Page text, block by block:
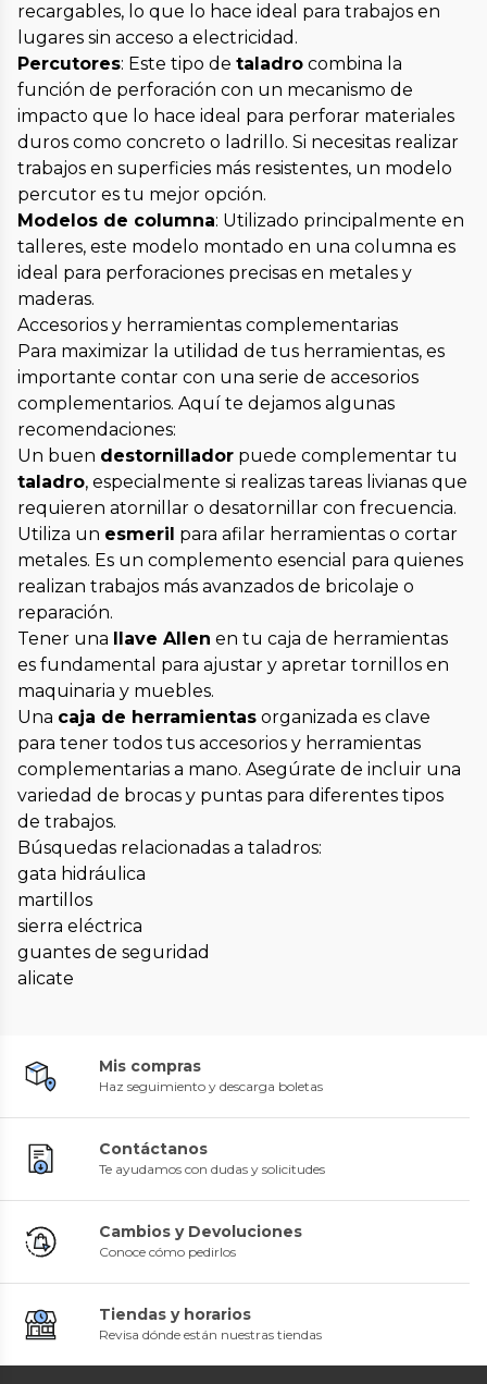
recargables, lo que lo hace ideal para trabajos en
lugares sin acceso a electricidad.
Percutores: Este tipo de taladro combina la
función de perforación con un mecanismo de
impacto que lo hace ideal para perforar materiales
duros como concreto o ladrillo. Si necesitas realizar
trabajos en superficies más resistentes, un modelo
percutor es tu mejor opción.
Modelos de columna: Utilizado principalmente en
talleres, este modelo montado en una columna es
ideal para perforaciones precisas en metales y
maderas.
Accesorios y herramientas complementarias
Para maximizar la utilidad de tus herramientas, es
importante contar con una serie de accesorios
complementarios. Aquí te dejamos algunas
recomendaciones:
Un buen destornillador puede complementar tu
taladro, especialmente si realizas tareas livianas que
requieren atornillar o desatornillar con frecuencia.
Utiliza un esmeril para afilar herramientas o cortar
metales. Es un complemento esencial para quienes
realizan trabajos más avanzados de bricolaje o
reparación.
Tener una llave Allen en tu caja de herramientas
es fundamental para ajustar y apretar tornillos en
maquinaria y muebles.
Una caja de herramientas organizada es clave
para tener todos tus accesorios y herramientas
complementarias a mano. Asegúrate de incluir una
variedad de brocas y puntas para diferentes tipos
de trabajos.
Búsquedas relacionadas a taladros:
gata hidráulica
martillos
sierra eléctrica
guantes de seguridad
alicate
Mis compras
Haz seguimiento y descarga boletas
Contáctanos
Te ayudamos con dudas y solicitudes
Cambios y Devoluciones
Conoce cómo pedirlos
Tiendas y horarios
Revisa dónde están nuestras tiendas